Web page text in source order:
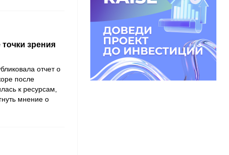
зрения
отчет о
после
к ресурсам,
мнение о